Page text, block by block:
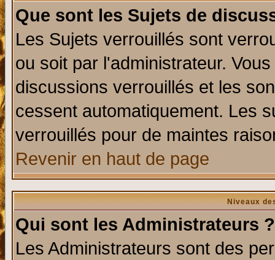
Que sont les Sujets de
Les Sujets verrouillés sont
ou soit par l'administrateur.
discussions verrouillés et les
cessent automatiquement. Les
verrouillés pour de maintes
Revenir en haut de page
Niveaux
Qui sont les Administrateurs ?
Les Administrateurs sont des